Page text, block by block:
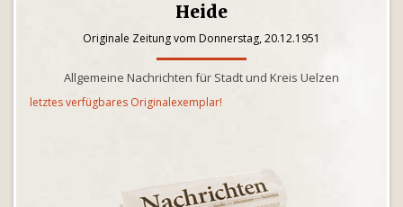
Heide
Originale Zeitung vom Donnerstag, 20.12.1951
Allgemeine Nachrichten für Stadt und Kreis Uelzen
letztes verfügbares Originalexemplar!